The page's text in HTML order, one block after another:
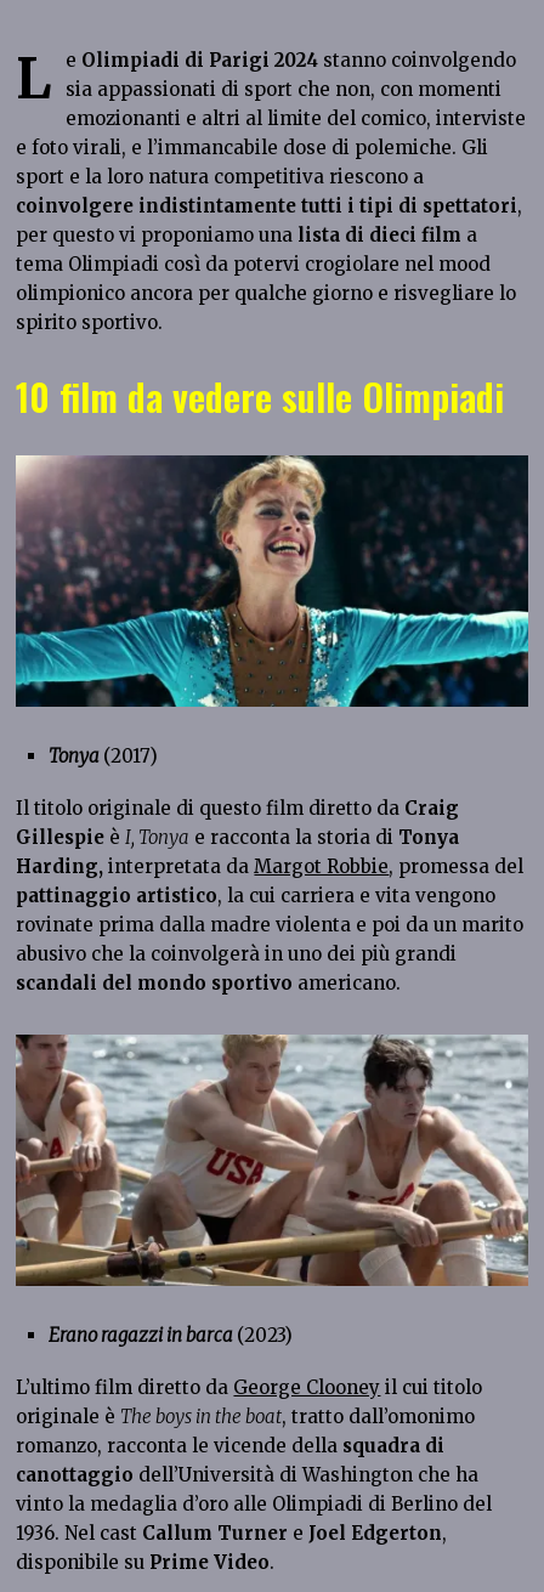
L e Olimpiadi di Parigi 2024 stanno coinvolgendo
sia appassionati di sport che non, con momenti
emozionanti e altri al limite del comico, interviste
e foto virali, e l’immancabile dose di polemiche. Gli
sport e la loro natura competitiva riescono a
coinvolgere indistintamente tutti i tipi di spettatori,
per questo vi proponiamo una lista di dieci film a
tema Olimpiadi così da potervi crogiolare nel mood
olimpionico ancora per qualche giorno e risvegliare lo
spirito sportivo.
10 film da vedere sulle Olimpiadi
Tonya (2017)
Il titolo originale di questo film diretto da Craig
Gillespie èI, Tonya e racconta la storia di Tonya
Harding,interpretata daMargot Robbie, promessa del
pattinaggio artistico, la cui carriera e vita vengono
rovinate prima dalla madre violenta e poi da un marito
abusivo che la coinvolgerà in uno dei più grandi
scandali del mondo sportivo americano.
Erano ragazzi in barca (2023)
L’ultimo film diretto da George Clooney il cui titolo
originale è The boys in the boat, tratto dall’omonimo
romanzo, racconta le vicende della squadra di
canottaggio dell’Università di Washington che ha
vinto la medaglia d’oro alle Olimpiadi di Berlino del
1936. Nel cast Callum Turner e Joel Edgerton,
disponibile su Prime Video.